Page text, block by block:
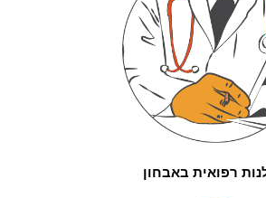
רפואית באבחון